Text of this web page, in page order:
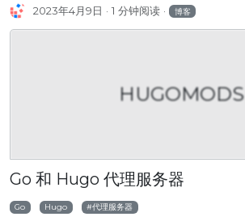
2023年4月9日 1 分钟阅读 博客
HUGOMODS
Go 和 Hugo 代理服务器
Go Hugo 代理服务器